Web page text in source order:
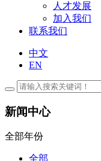
人才发展
加入我们
联系我们
中文
EN
新闻中心
全部年份
全部